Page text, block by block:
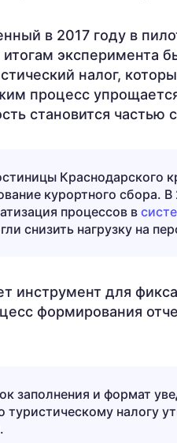
в 2017 году в
эксперимента
налог,
процесс
становится частью
Краснодарского
курортного сбора.
процессов в
снизить нагрузку на
инструмент для
формирования
заполнения и формат
туристическому налогу
.